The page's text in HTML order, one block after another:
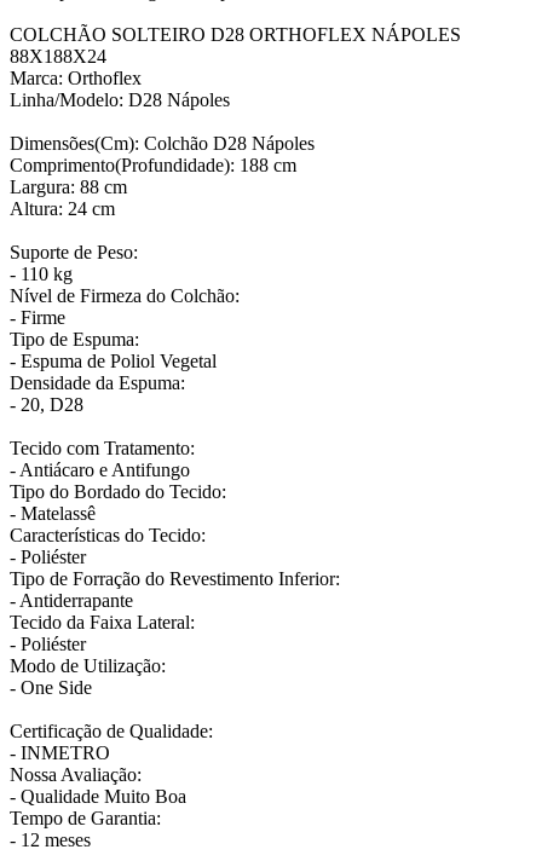
COLCHÃO SOLTEIRO D28 ORTHOFLEX NÁPOLES
88X188X24
Marca: Orthoflex
Linha/Modelo: D28 Nápoles
Dimensões(Cm): Colchão D28 Nápoles
Comprimento(Profundidade): 188 cm
Largura: 88 cm
Altura: 24 cm
Suporte de Peso:
- 110 kg
Nível de Firmeza do Colchão:
- Firme
Tipo de Espuma:
- Espuma de Poliol Vegetal
Densidade da Espuma:
- 20, D28
Tecido com Tratamento:
- Antiácaro e Antifungo
Tipo do Bordado do Tecido:
- Matelassê
Características do Tecido:
- Poliéster
Tipo de Forração do Revestimento Inferior:
- Antiderrapante
Tecido da Faixa Lateral:
- Poliéster
Modo de Utilização:
- One Side
Certificação de Qualidade:
- INMETRO
Nossa Avaliação:
- Qualidade Muito Boa
Tempo de Garantia:
- 12 meses